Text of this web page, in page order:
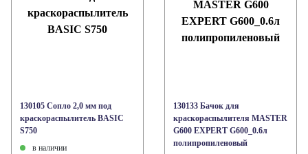
130105 Сопло 2,0 мм под
краскораспылитель BASIC
S750
в наличии
130133 Бачок для
краскораспылителя MASTER
G600 EXPERT G600_0.6л
полипропиленовый